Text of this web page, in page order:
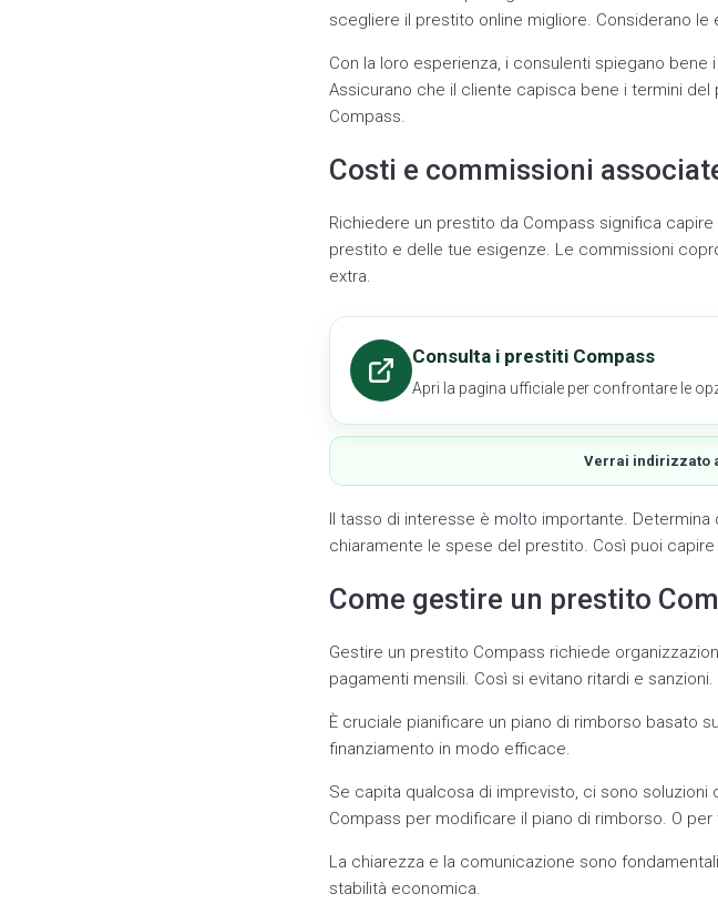
scegliere il prestito online migliore. Considerano
Con la loro esperienza, i consulenti spiegano
Assicurano che il cliente capisca bene i termini
Compass.
Costi e commissioni
Richiedere un prestito da Compass significa
prestito e delle tue esigenze. Le commissioni
extra.
Consulta i prestiti Compass
Apri la pagina ufficiale per confrontare le
Verrai indirizzato
Il tasso di interesse è molto importante.
chiaramente le spese del prestito. Così puoi capire
Come gestire un prestito
Gestire un prestito Compass richiede
pagamenti mensili. Così si evitano ritardi e sanzioni.
È cruciale pianificare un piano di rimborso basato
finanziamento in modo efficace.
Se capita qualcosa di imprevisto, ci sono
Compass per modificare il piano di rimborso. O
La chiarezza e la comunicazione sono
stabilità economica.